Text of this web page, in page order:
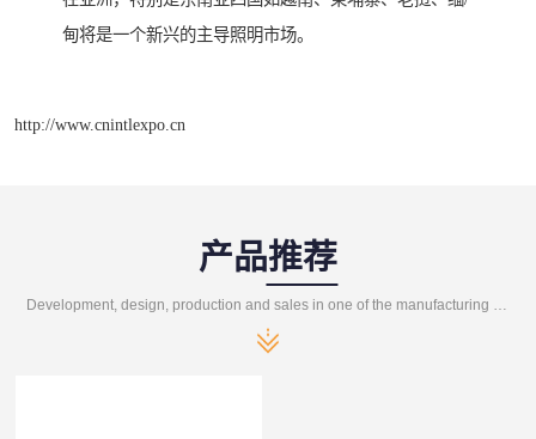
甸将是一个新兴的主导照明市场。
http://www.cnintlexpo.cn
产品推荐